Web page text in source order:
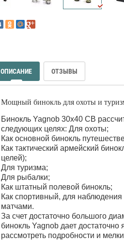
ОПИСАНИЕ ОТЗЫВЫ
Мощный бинокль для охоты и
Бинокль Yagnob 30x40 CB
следующих целях: Для охоты;
Как основной бинокль
Как тактический армейский
целей);
Для туризма;
Для рыбалки;
Как штатный полевой бинокль;
Как спортивный, для
матчами.
За счет достаточно большого
бинокль Yagnob дает
рассмотреть подробности и